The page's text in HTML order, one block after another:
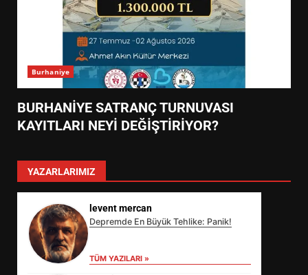
Burhaniye
BURHANİYE SATRANÇ TURNUVASI
KAYITLARI NEYİ DEĞİŞTİRİYOR?
YAZARLARIMIZ
levent mercan
Depremde En Büyük Tehlike: Panik!
TÜM YAZILARI »